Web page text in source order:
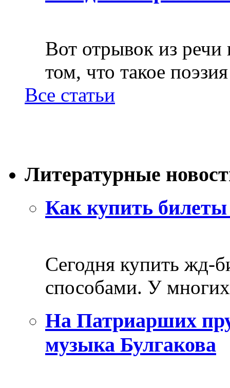
Вот отрывок из
том, что такое
Все статьи
Литературные
Как купить билеты
Сегодня купить жд-
способами. У
На Патриарших
музыка Булгакова